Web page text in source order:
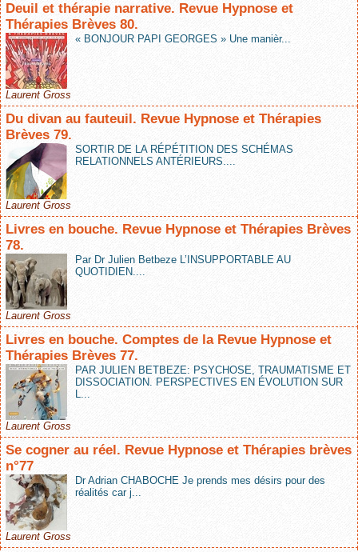
Deuil et thérapie narrative. Revue Hypnose et
Thérapies Brèves 80.
« BONJOUR PAPI GEORGES » Une manièr...
Laurent Gross
Du divan au fauteuil. Revue Hypnose et Thérapies
Brèves 79.
SORTIR DE LA RÉPÉTITION DES SCHÉMAS
RELATIONNELS ANTÉRIEURS....
Laurent Gross
Livres en bouche. Revue Hypnose et Thérapies Brèves
78.
Par Dr Julien Betbeze L’INSUPPORTABLE AU
QUOTIDIEN....
Laurent Gross
Livres en bouche. Comptes de la Revue Hypnose et
Thérapies Brèves 77.
PAR JULIEN BETBEZE: PSYCHOSE, TRAUMATISME ET
DISSOCIATION. PERSPECTIVES EN ÉVOLUTION SUR
L...
Laurent Gross
Se cogner au réel. Revue Hypnose et Thérapies brèves
n°77
Dr Adrian CHABOCHE Je prends mes désirs pour des
réalités car j...
Laurent Gross